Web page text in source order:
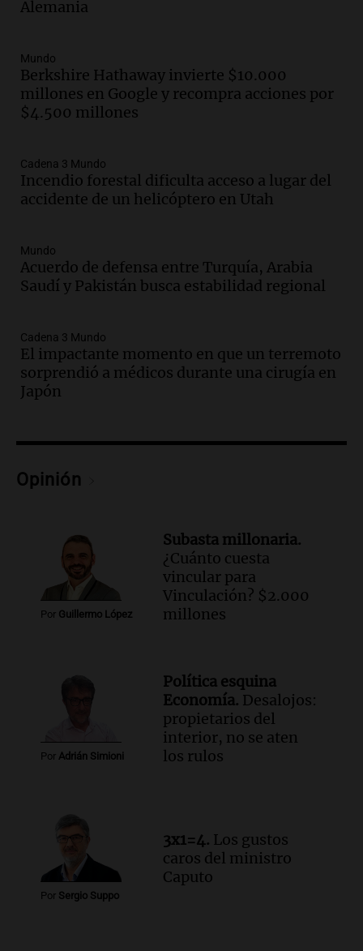
Audio.
Una mañana para todos
Episodios
Audio.Joan Gaspart: "Sin Jorge, no sé si
Episodios
Audio.El orgullo y el sueño argentino de
Una mañana para todos
Episodios
todos tenían algo que ver"
Una mañana para todos
Episodios
Audio.
conviene priorizar
Episodios
Una mañana para todos
Episodios
Audio.
Mateo, a los 25 años, lucha
contra el tiempo: necesita un trasplante
Audio.
Estiman que la inflación nacional
de julio será menor al 2,9% registrado
Una mañana para todos
un precipicio
Una mañana para todos
Episodios
Audio.Chile planteó mejorar la
conectividad fronteriza, aérea y digital
Alemania
Mundo
Berkshire Hathaway invierte $10.000
millones en Google y recompra acciones por
$4.500 millones
Cadena 3 Mundo
Incendio forestal dificulta acceso a lugar del
accidente de un helicóptero en Utah
Mundo
Acuerdo de defensa entre Turquía, Arabia
Saudí y Pakistán busca estabilidad regional
Cadena 3 Mundo
El impactante momento en que un terremoto
sorprendió a médicos durante una cirugía en
Japón
Opinión
Por Guillermo López
Subasta millonaria.
¿Cuánto cuesta
vincular para
Vinculación? $2.000
millones
Por Adrián Simioni
Política esquina
Economía. Desalojos:
propietarios del
interior, no se aten
los rulos
Por Sergio Suppo
3x1=4. Los gustos
caros del ministro
Caputo